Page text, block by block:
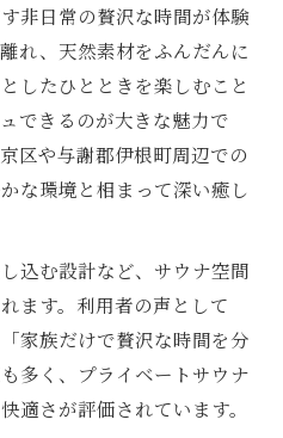
非日常の贅沢な時間が体験
れ、天然素材をふんだんに
したひとときを楽しむこと
できるのが大きな魅力で
区や与謝郡伊根町周辺での
な環境と相まって深い癒し
込む設計など、サウナ空間
ます。利用者の声として
家族だけで贅沢な時間を分
多く、プライベートサウナ
適さが評価されています。